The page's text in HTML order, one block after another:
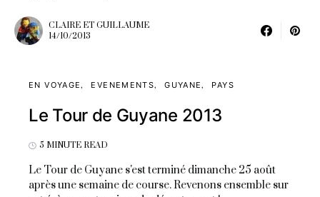
CLAIRE ET GUILLAUME
14/10/2013
EN VOYAGE EVENEMENTS GUYANE PAYS
Le Tour de Guyane 2013
5 MINUTE READ
Le Tour de Guyane s'est terminé dimanche 25 août
après une semaine de course. Revenons ensemble sur